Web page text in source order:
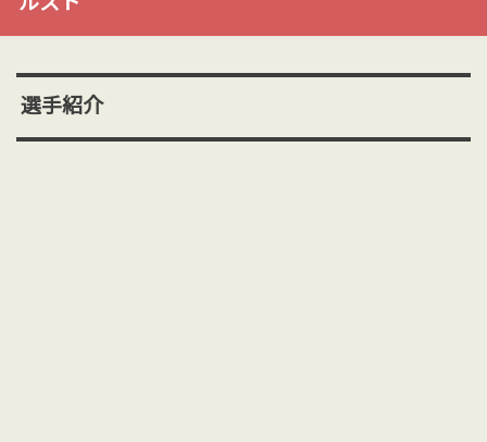
選手紹介